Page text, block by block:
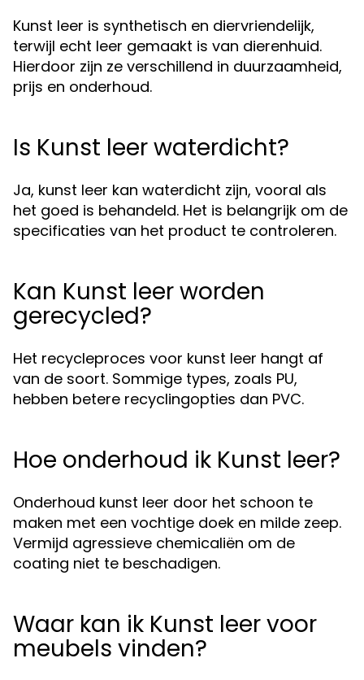
Kunst leer is synthetisch en diervriendelijk,
terwijl echt leer gemaakt is van dierenhuid.
Hierdoor zijn ze verschillend in duurzaamheid,
prijs en onderhoud.
Is Kunst leer waterdicht?
Ja, kunst leer kan waterdicht zijn, vooral als
het goed is behandeld. Het is belangrijk om de
specificaties van het product te controleren.
Kan Kunst leer worden
gerecycled?
Het recycleproces voor kunst leer hangt af
van de soort. Sommige types, zoals PU,
hebben betere recyclingopties dan PVC.
Hoe onderhoud ik Kunst leer?
Onderhoud kunst leer door het schoon te
maken met een vochtige doek en milde zeep.
Vermijd agressieve chemicaliën om de
coating niet te beschadigen.
Waar kan ik Kunst leer voor
meubels vinden?